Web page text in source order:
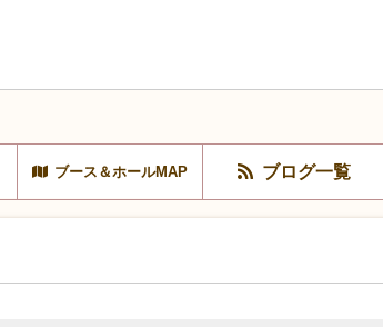
ブース＆ホールMAP ブログ一覧